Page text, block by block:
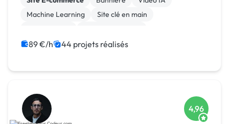
Machine Learning
Site clé en main
Experience utilisateur
CSS, HTML, XML
89 €/h 44 projets réalisés
4,96